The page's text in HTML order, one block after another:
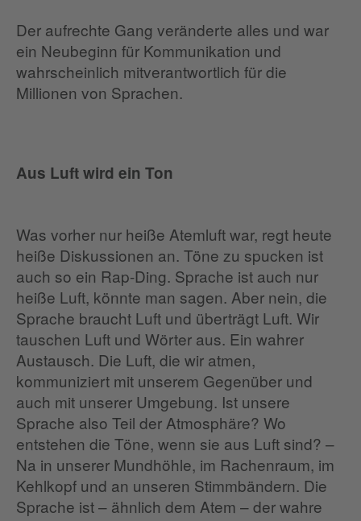
Der aufrechte Gang veränderte alles und war
ein Neubeginn für Kommunikation und
wahrscheinlich mitverantwortlich für die
Millionen von Sprachen.
Aus Luft wird ein Ton
Was vorher nur heiße Atemluft war, regt heute
heiße Diskussionen an. Töne zu spucken ist
auch so ein Rap-Ding. Sprache ist auch nur
heiße Luft, könnte man sagen. Aber nein, die
Sprache braucht Luft und überträgt Luft. Wir
tauschen Luft und Wörter aus. Ein wahrer
Austausch. Die Luft, die wir atmen,
kommuniziert mit unserem Gegenüber und
auch mit unserer Umgebung. Ist unsere
Sprache also Teil der Atmosphäre? Wo
entstehen die Töne, wenn sie aus Luft sind? –
Na in unserer Mundhöhle, im Rachenraum, im
Kehlkopf und an unseren Stimmbändern. Die
Sprache ist – ähnlich dem Atem – der wahre